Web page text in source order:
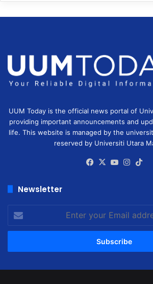
UUM Today is the official news portal of
providing important announcements and
life. This website is managed by the
reserved by Universiti Utara
Facebook
X YouTube
Newsletter
your
Email